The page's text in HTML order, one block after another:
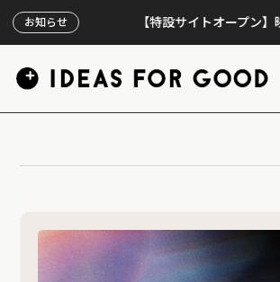
お知らせ 【特設サイトオープン】映画